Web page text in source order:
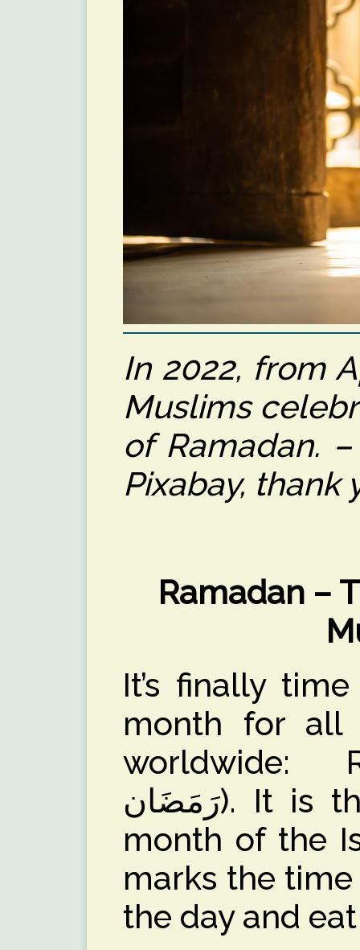
In 2022, from
Muslims
of Ramadan.
Pixabay, thank
Ramadan –
It’s finally
month for all
worldwide:
رَمَضَان). It is the name of the 9th
month of the
marks the
the day and